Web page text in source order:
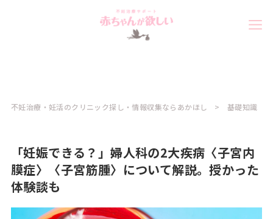
不妊治療・妊活のクリニック探し・情報収集ならあかほし 基礎知識
「妊娠できる？」婦人科の2大疾病〈子宮内
膜症〉〈子宮筋腫〉について解説。授かった
体験談も